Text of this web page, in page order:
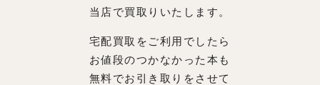
当店で買取りいたします。
宅配買取をご利用でしたら
お値段のつかなかった本も
無料でお引き取りをさせて